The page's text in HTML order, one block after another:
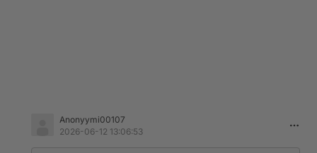
Anonyymi00107
2026-06-12 13:06:53